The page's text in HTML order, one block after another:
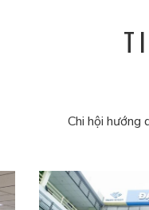
Chi hội hướng